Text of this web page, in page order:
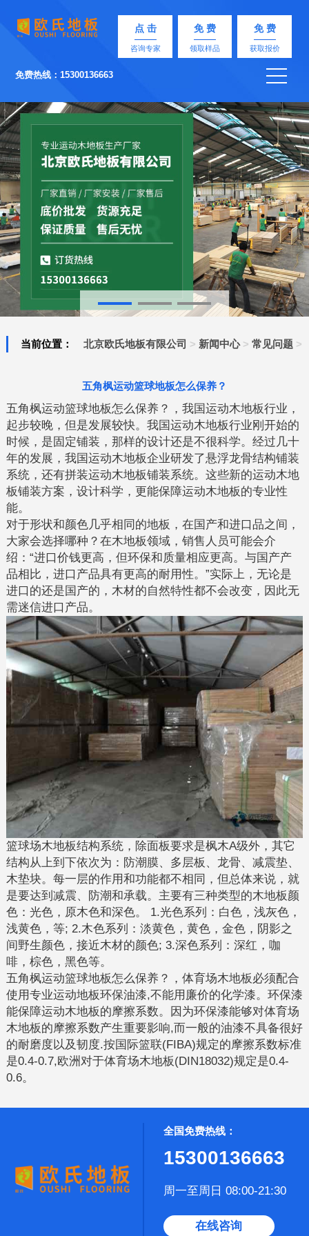
点 击
咨询专家
免 费
领取样品
免 费
获取报价
免费热线：15300136663
当前位置： 北京欧氏地板有限公司 > 新闻中心>常见问题 >
五角枫运动篮球地板怎么保养？
五角枫运动篮球地板怎么保养？，我国运动木地板行业，
起步较晚，但是发展较快。我国运动木地板行业刚开始的
时候，是固定铺装，那样的设计还是不很科学。经过几十
年的发展，我国运动木地板企业研发了悬浮龙骨结构铺装
系统，还有拼装运动木地板铺装系统。这些新的运动木地
板铺装方案，设计科学，更能保障运动木地板的专业性
能。
对于形状和颜色几乎相同的地板，在国产和进口品之间，
大家会选择哪种？在木地板领域，销售人员可能会介
绍：“进口价钱更高，但环保和质量相应更高。与国产产
品相比，进口产品具有更高的耐用性。”实际上，无论是
进口的还是国产的，木材的自然特性都不会改变，因此无
需迷信进口产品。
篮球场木地板结构系统，除面板要求是枫木A级外，其它
结构从上到下依次为：防潮膜、多层板、龙骨、减震垫、
木垫块。每一层的作用和功能都不相同，但总体来说，就
是要达到减震、防潮和承载。主要有三种类型的木地板颜
色：光色，原木色和深色。 1.光色系列：白色，浅灰色，
浅黄色，等; 2.木色系列：淡黄色，黄色，金色，阴影之
间野生颜色，接近木材的颜色; 3.深色系列：深红，咖
啡，棕色，黑色等。
五角枫运动篮球地板怎么保养？，体育场木地板必须配合
使用专业运动地板环保油漆,不能用廉价的化学漆。环保漆
能保障运动木地板的摩擦系数。因为环保漆能够对体育场
木地板的摩擦系数产生重要影响,而一般的油漆不具备很好
的耐磨度以及韧度.按国际篮联(FIBA)规定的摩擦系数标准
是0.4-0.7,欧洲对于体育场木地板(DIN18032)规定是0.4-
0.6。
全国免费热线：
15300136663
周一至周日 08:00-21:30
在线咨询